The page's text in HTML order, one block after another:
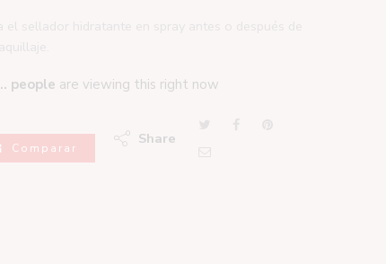
people are viewing this right now
Comparar
Share